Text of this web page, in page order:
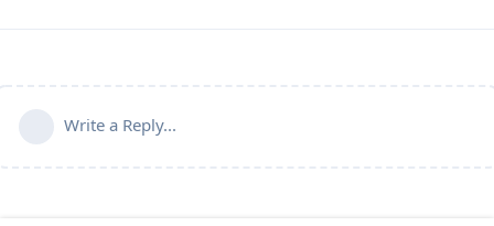
Write a Reply...